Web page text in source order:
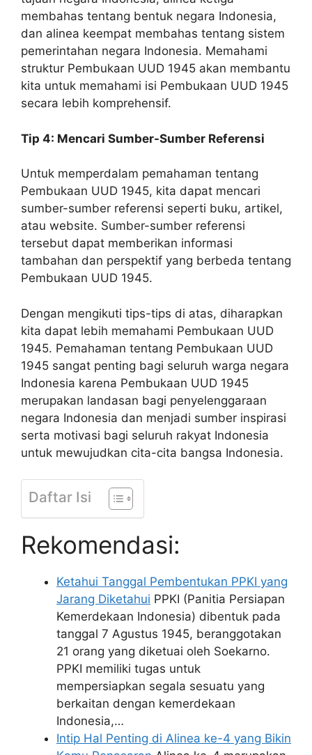
membahas tentang bentuk negara Indonesia,
dan alinea keempat membahas tentang sistem
pemerintahan negara Indonesia. Memahami
struktur Pembukaan UUD 1945 akan membantu
kita untuk memahami isi Pembukaan UUD 1945
secara lebih komprehensif.
Tip 4: Mencari Sumber-Sumber Referensi
Untuk memperdalam pemahaman tentang
Pembukaan UUD 1945, kita dapat mencari
sumber-sumber referensi seperti buku, artikel,
atau website. Sumber-sumber referensi
tersebut dapat memberikan informasi
tambahan dan perspektif yang berbeda tentang
Pembukaan UUD 1945.
Dengan mengikuti tips-tips di atas, diharapkan
kita dapat lebih memahami Pembukaan UUD
1945. Pemahaman tentang Pembukaan UUD
1945 sangat penting bagi seluruh warga negara
Indonesia karena Pembukaan UUD 1945
merupakan landasan bagi penyelenggaraan
negara Indonesia dan menjadi sumber inspirasi
serta motivasi bagi seluruh rakyat Indonesia
untuk mewujudkan cita-cita bangsa Indonesia.
Daftar Isi
Rekomendasi:
Ketahui Tanggal Pembentukan PPKI yang
Jarang Diketahui PPKI (Panitia Persiapan
Kemerdekaan Indonesia) dibentuk pada
tanggal 7 Agustus 1945, beranggotakan
21 orang yang diketuai oleh Soekarno.
PPKI memiliki tugas untuk
mempersiapkan segala sesuatu yang
berkaitan dengan kemerdekaan
Indonesia,…
Intip Hal Penting di Alinea ke-4 yang Bikin